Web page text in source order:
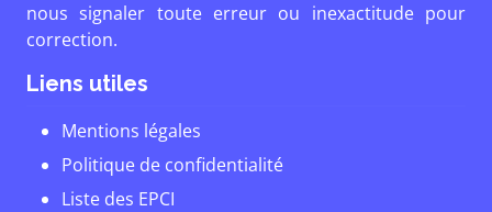
nous signaler toute erreur ou inexactitude pour
correction.
Liens utiles
Mentions légales
Politique de confidentialité
Liste des EPCI